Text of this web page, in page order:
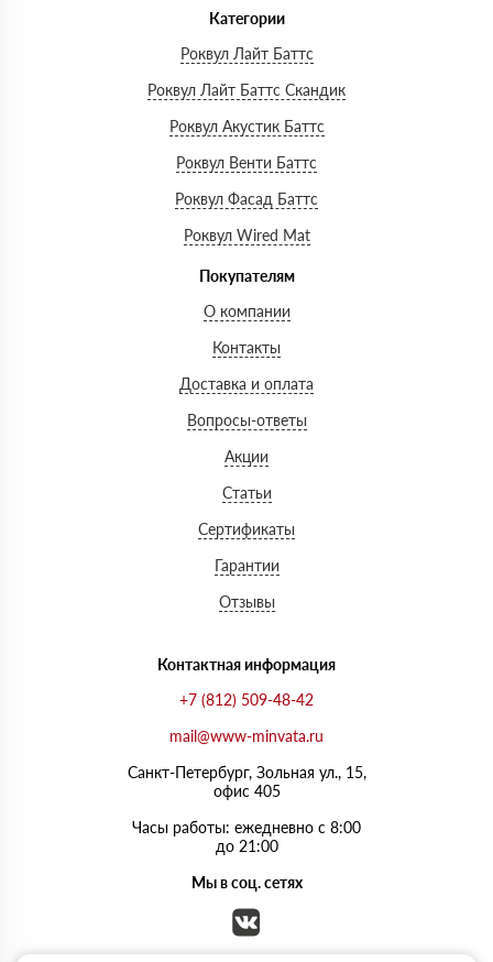
Категории
Роквул Лайт Баттс
Роквул Лайт Баттс Скандик
Роквул Акустик Баттс
Роквул Венти Баттс
Роквул Фасад Баттс
Роквул Wired Mat
Покупателям
О компании
Контакты
Доставка и оплата
Вопросы-ответы
Акции
Статьи
Сертификаты
Гарантии
Отзывы
Контактная информация
+7 (812) 509-48-42
mail@www-minvata.ru
Санкт-Петербург, Зольная ул., 15,
офис 405
Часы работы: ежедневно с 8:00
до 21:00
Мы в соц. сетях